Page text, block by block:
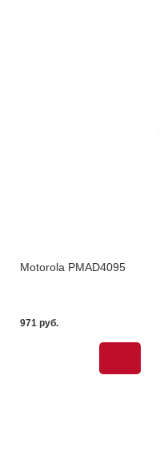
Motorola PMAD4095
971 pуб.